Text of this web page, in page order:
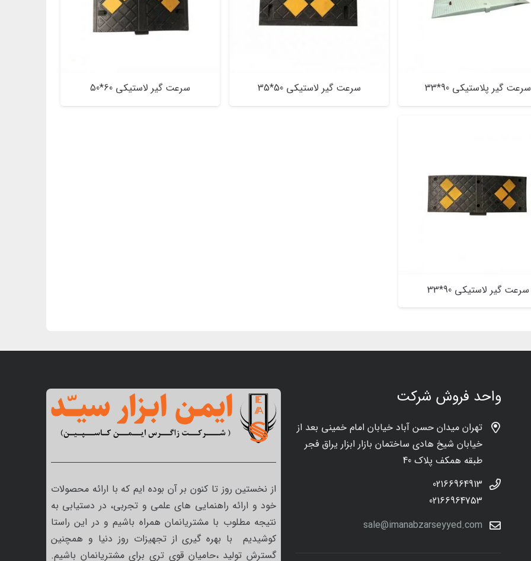
سرعت گیر پلاستیکی 90*33 سرعت گیر لاستیکی 50*35 سرعت گیر لاستیکی 60*50
سرعت گیر لاستیکی 90*33
واحد فروش شرکت
تهران میدان حسن آباد خیابان امام خمینی بعد از
خیابان شیخ هادی ساختمان بازار ابزار یراق فجر
طبقه همکف پلاک 40
02166964913
02166964753
sale@imanabzarseyyed.com
از نخستین روز تا کنون بر آن بوده ایم که با ارائه محصولات
خود و ارائه راهنمایی های علمی و تجربی، در دستیابی به
نتیجه مطلوب با مشتریانمان همراه باشیم و در این راستا
کوشیدیم با بهره گیری از تجهیزات روز دنیا و همچنین
گسترش تولید ،حامیان قوی تری برای مشتریانمان باشیم.